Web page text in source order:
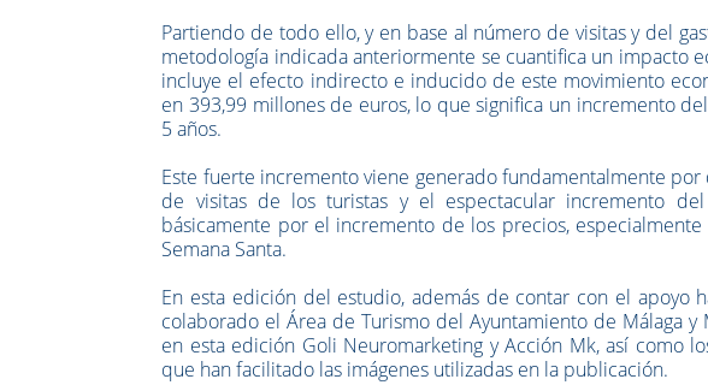
Partiendo de todo ello, y en base al número de visitas y del
metodología indicada anteriormente se cuantifica un impacto
incluye el efecto indirecto e inducido de este movimiento
en 393,99 millones de euros, lo que significa un incremento
5 años.
Este fuerte incremento viene generado fundamentalmente
de visitas de los turistas y el espectacular incremento
básicamente por el incremento de los precios,
Semana Santa.
En esta edición del estudio, además de contar con el apoyo
colaborado el Área de Turismo del Ayuntamiento de Málaga
en esta edición Goli Neuromarketing y Acción Mk, así como
que han facilitado las imágenes utilizadas en la publicación.